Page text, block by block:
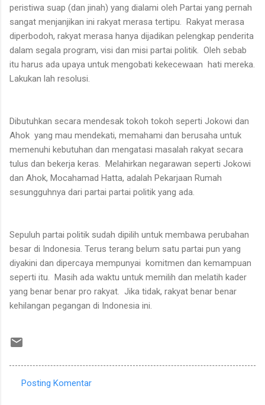
peristiwa suap (dan jinah) yang dialami oleh Partai yang pernah
sangat menjanjikan ini rakyat merasa tertipu. Rakyat merasa
diperbodoh, rakyat merasa hanya dijadikan pelengkap penderita
dalam segala program, visi dan misi partai politik. Oleh sebab
itu harus ada upaya untuk mengobati kekecewaan hati mereka.
Lakukan lah resolusi.
Dibutuhkan secara mendesak tokoh tokoh seperti Jokowi dan
Ahok yang mau mendekati, memahami dan berusaha untuk
memenuhi kebutuhan dan mengatasi masalah rakyat secara
tulus dan bekerja keras. Melahirkan negarawan seperti Jokowi
dan Ahok, Mocahamad Hatta, adalah Pekarjaan Rumah
sesungguhnya dari partai partai politik yang ada.
Sepuluh partai politik sudah dipilih untuk membawa perubahan
besar di Indonesia. Terus terang belum satu partai pun yang
diyakini dan dipercaya mempunyai komitmen dan kemampuan
seperti itu. Masih ada waktu untuk memilih dan melatih kader
yang benar benar pro rakyat. Jika tidak, rakyat benar benar
kehilangan pegangan di Indonesia ini.
Posting Komentar